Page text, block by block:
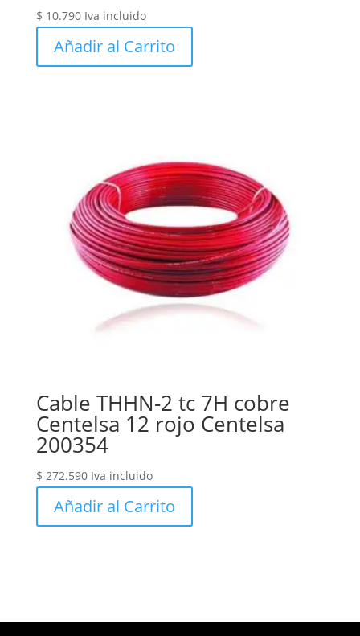
$ 10.790 Iva incluido
Añadir al Carrito
Cable THHN-2 tc 7H cobre
Centelsa 12 rojo Centelsa
200354
$ 272.590 Iva incluido
Añadir al Carrito